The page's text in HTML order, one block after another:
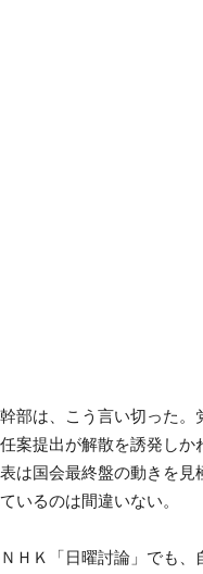
部は、こう言い切った。
案提出が解散を誘発しか
は国会最終盤の動きを見
いるのは間違いない。
ＨＫ「日曜討論」でも、